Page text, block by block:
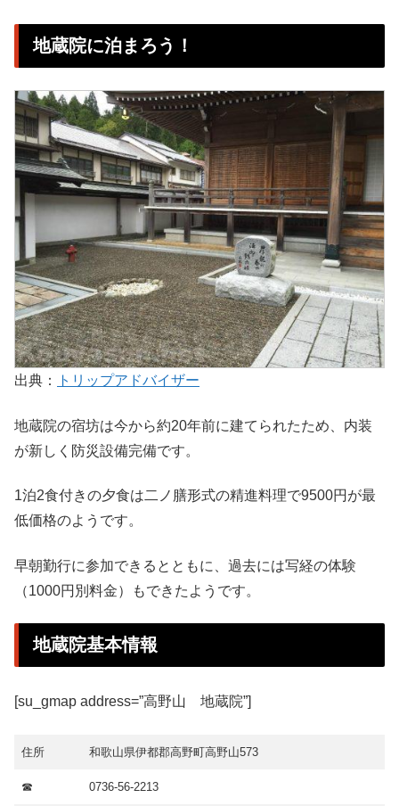
地蔵院に泊まろう！
出典： トリップアドバイザー
地蔵院の宿坊は今から約20年前に建てられたため、内装
が新しく防災設備完備です。
1泊2食付きの夕食は二ノ膳形式の精進料理で9500円が最
低価格のようです。
早朝勤行に参加できるとともに、過去には写経の体験
（1000円別料金）もできたようです。
地蔵院基本情報
[su_gmap address=”高野山 地蔵院”]
住所 和歌山県伊都郡高野町高野山573
☎ 0736-56-2213